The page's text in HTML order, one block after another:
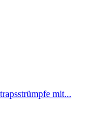
mit...